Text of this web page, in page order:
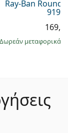
Ray-Ban Round
Δωρεάν μεταφορικά